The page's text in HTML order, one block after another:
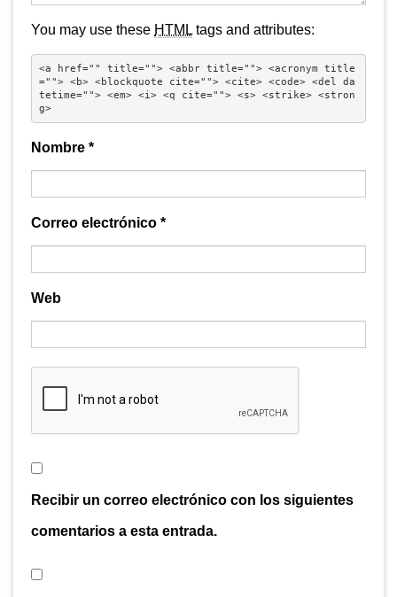
You may use these HTML tags and attributes:
<a href="" title=""> <abbr title=""> <acronym title
=""> <b> <blockquote cite=""> <cite> <code> <del da
tetime=""> <em> <i> <q cite=""> <s> <strike> <stron
g>
Nombre *
Correo electrónico *
Web
Recibir un correo electrónico con los siguientes
comentarios a esta entrada.